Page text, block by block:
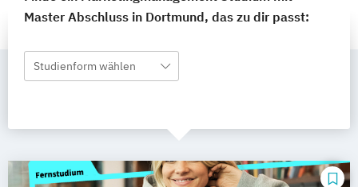
Master Abschluss in Dortmund, das zu dir passt:
Studienform wählen